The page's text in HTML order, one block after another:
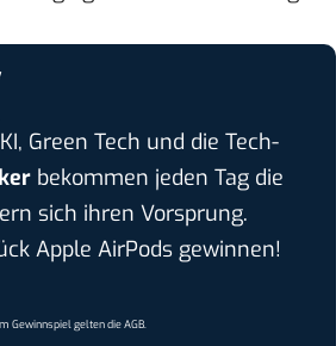
Green Tech und die Tech-
bekommen jeden Tag die
sich ihren Vorsprung.
Apple AirPods gewinnen!
Gewinnspiel gelten dieAGB.